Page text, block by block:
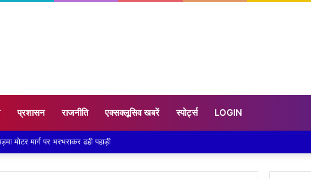
प्रशासन राजनीति एक्सक्लूसिव खबरें स्पोर्ट्स LOGIN